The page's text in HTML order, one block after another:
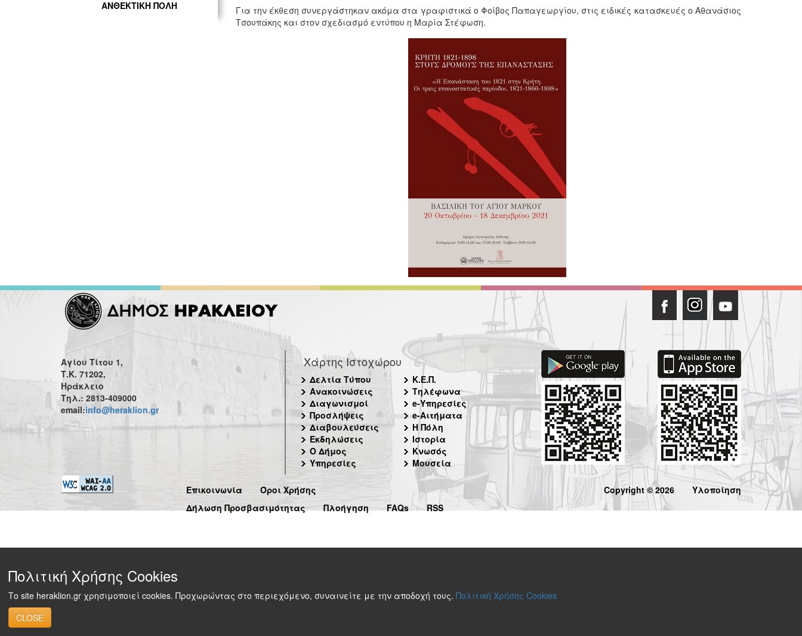
ΑΝΘΕΚΤΙΚΗ ΠΟΛΗ
Για την έκθεση συνεργάστηκαν ακόμα στα γραφιστικά ο Φοίβος Παπαγεωργίου, στις ειδικές κατασκευές ο Αθανάσιος
Τσουπάκης και στον σχεδιασμό εντύπου η Μαρία Στέφωση.
Αγίου Τίτου 1,
Τ.Κ. 71202,
Ηράκλειο
Τηλ.: 2813-409000
email:info@heraklion.gr
Χάρτης Ιστοχώρου
Δελτία Τύπου
Ανακοινώσεις
Διαγωνισμοί
Προσλήψεις
Διαβουλεύσεις
Εκδηλώσεις
Ο Δήμος
Υπηρεσίες
Κ.Ε.Π.
Τηλέφωνα
e-Υπηρεσίες
e-Αιτήματα
Η Πόλη
Ιστορία
Κνωσός
Μουσεία
Επικοινωνία
Όροι Χρήσης
Δήλωση Προσβασιμότητας
Πλοήγηση FAQs RSS
Copyright © 2026 Υλοποίηση
Πολιτική Χρήσης Cookies
Το site heraklion.gr χρησιμοποιεί cookies. Προχωρώντας στο περιεχόμενο, συναινείτε με την αποδοχή τους. Πολιτική Χρήσης Cookies
CLOSE